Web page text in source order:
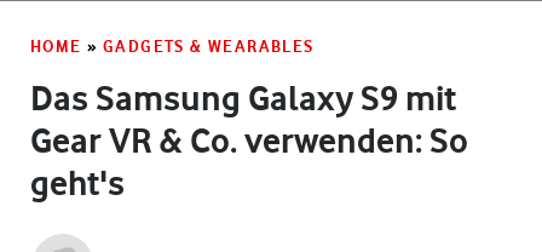
HOME » GADGETS & WEARABLES
Das Samsung Galaxy S9 mit
Gear VR & Co. verwenden: So
geht's